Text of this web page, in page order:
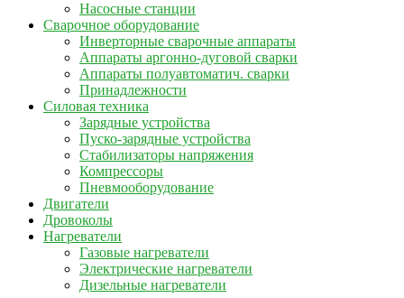
Насосные станции
Сварочное оборудование
Инверторные сварочные аппараты
Аппараты аргонно-дуговой сварки
Аппараты полуавтоматич. сварки
Принадлежности
Силовая техника
Зарядные устройства
Пуско-зарядные устройства
Стабилизаторы напряжения
Компрессоры
Пневмооборудование
Двигатели
Дровоколы
Нагреватели
Газовые нагреватели
Электрические нагреватели
Дизельные нагреватели